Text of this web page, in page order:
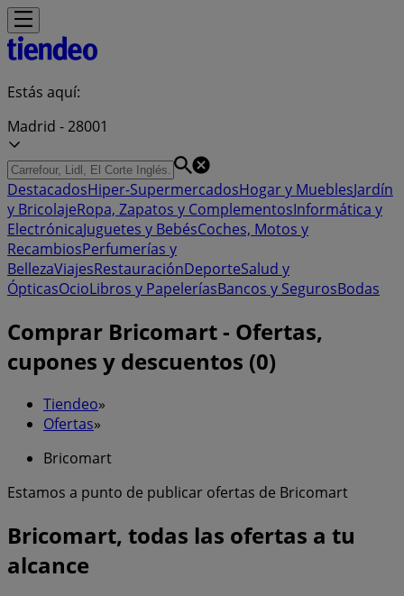
Estás aquí:
Madrid - 28001
DestacadosHiper-SupermercadosHogar y MueblesJardín
y BricolajeRopa, Zapatos y ComplementosInformática y
ElectrónicaJuguetes y BebésCoches, Motos y
RecambiosPerfumerías y
BellezaViajesRestauraciónDeporteSalud y
ÓpticasOcioLibros y PapeleríasBancos y SegurosBodas
Comprar Bricomart - Ofertas,
cupones y descuentos (0)
Tiendeo»
Ofertas»
Bricomart
Estamos a punto de publicar ofertas de Bricomart
Bricomart, todas las ofertas a tu
alcance